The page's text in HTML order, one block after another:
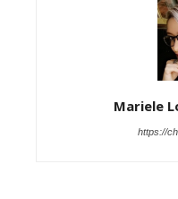
Mariele
https://